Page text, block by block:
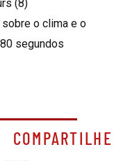
o clima e o
segundos
COMPARTILHE